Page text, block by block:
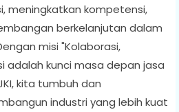
meningkatkan kompetensi,
berkelanjutan dalam
misi "Kolaborasi,
adalah kunci masa depan jasa
kita tumbuh dan
industri yang lebih kuat